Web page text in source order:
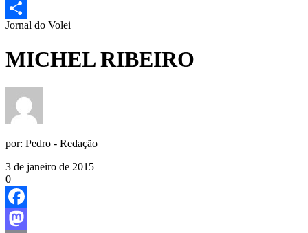
Email
Share
Jornal do Volei
MICHEL RIBEIRO
por: Pedro - Redação
3 de janeiro de 2015
0
Facebook